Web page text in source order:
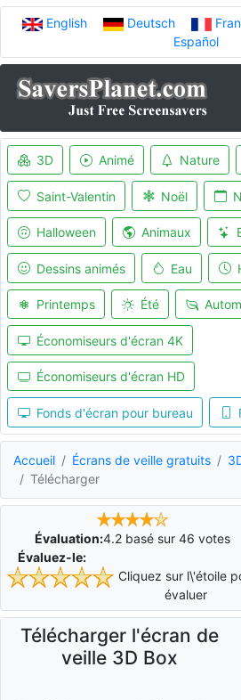
English Deutsch
Español
3D Animé Nature
Saint-Valentin Noël
Halloween Animaux
Dessins animés Eau
Printemps Été
Économiseurs d'écran 4K
Économiseurs d'écran HD
Fonds d'écran pour bureau
Accueil Écrans de veille gratuits
Télécharger
Évaluation:4.2 basé sur46 votes
Évaluez-le:
Cliquez sur l\'étoile
évaluer
Télécharger l'écran de
veille 3D Box